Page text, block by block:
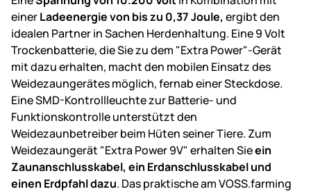
einerLadeenergie von bis zu 0,37 Joule, ergibt den
idealen Partner in Sachen Herdenhaltung. Eine 9 Volt
Trockenbatterie, die Sie zu dem "Extra Power"-Gerät
mit dazu erhalten, macht den mobilen Einsatz des
Weidezaungerätes möglich, fernab einer Steckdose.
Eine SMD-Kontrollleuchte zur Batterie- und
Funktionskontrolle unterstützt den
Weidezaunbetreiber beim Hüten seiner Tiere. Zum
Weidezaungerät "Extra Power 9V" erhalten Sieein
Zaunanschlusskabel, ein Erdanschlusskabel und
einen Erdpfahl dazu. Das praktische am VOSS.farming